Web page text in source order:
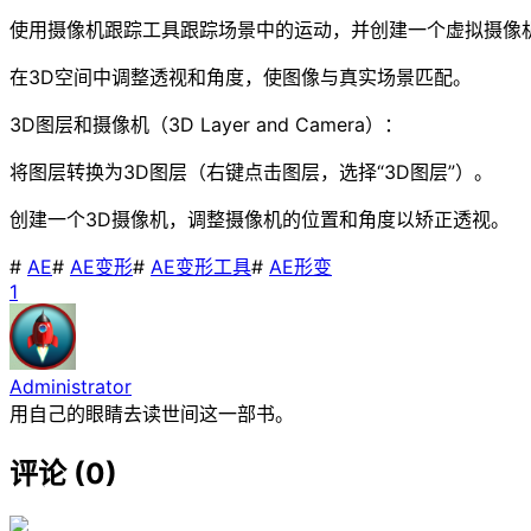
使用摄像机跟踪工具跟踪场景中的运动，并创建一个虚拟摄像
在3D空间中调整透视和角度，使图像与真实场景匹配。
3D图层和摄像机（3D Layer and Camera）：
将图层转换为3D图层（右键点击图层，选择“3D图层”）。
创建一个3D摄像机，调整摄像机的位置和角度以矫正透视。
# AE# AE变形# AE变形工具# AE形变
1
Administrator
用自己的眼睛去读世间这一部书。
评论 (0)